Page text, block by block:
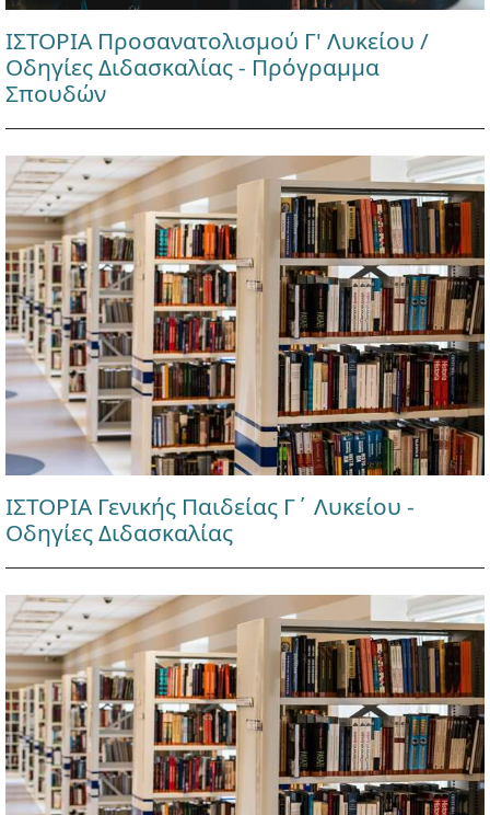
ΙΣΤΟΡΙΑ Προσανατολισμού Γ' Λυκείου /
Οδηγίες Διδασκαλίας - Πρόγραμμα
Σπουδών
ΙΣΤΟΡΙΑ Γενικής Παιδείας Γ΄ Λυκείου -
Οδηγίες Διδασκαλίας